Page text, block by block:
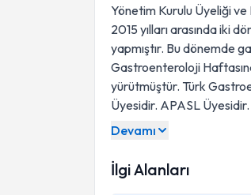
Yönetim Kurulu Üyeliği ve
2015 yılları arasında iki
yapmıştır. Bu dönemde
Gastroenteroloji
yürütmüştür. Türk
Üyesidir. APASL Üyesidir.
Devamı
İlgi Alanları